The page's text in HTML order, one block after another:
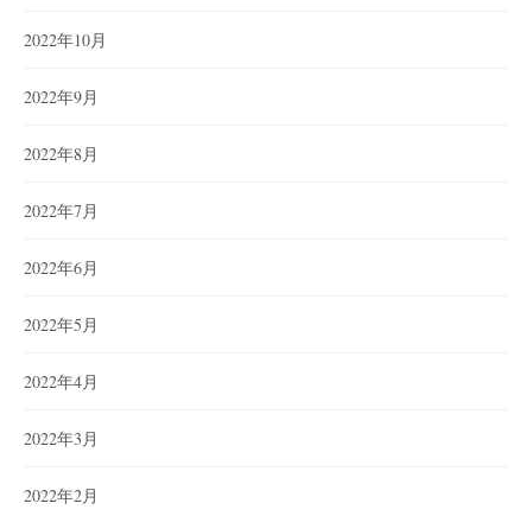
2022年10月
2022年9月
2022年8月
2022年7月
2022年6月
2022年5月
2022年4月
2022年3月
2022年2月